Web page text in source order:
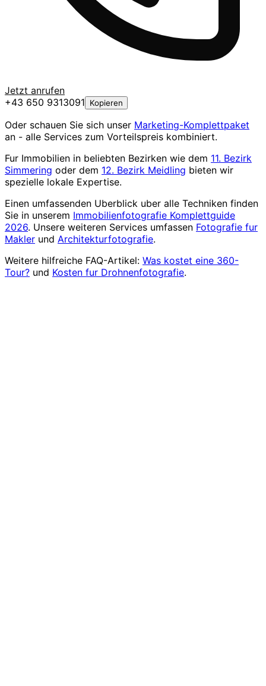
Jetzt anrufen
+43 650 9313091
Kopieren
Oder schauen Sie sich unser Marketing-Komplettpaket
an - alle Services zum Vorteilspreis kombiniert.
Fur Immobilien in beliebten Bezirken wie dem 11. Bezirk
Simmering oder dem 12. Bezirk Meidling bieten wir
spezielle lokale Expertise.
Einen umfassenden Uberblick uber alle Techniken finden
Sie in unserem Immobilienfotografie Komplettguide
2026. Unsere weiteren Services umfassen Fotografie fur
Makler und Architekturfotografie.
Weitere hilfreiche FAQ-Artikel: Was kostet eine 360-
Tour? und Kosten fur Drohnenfotografie.